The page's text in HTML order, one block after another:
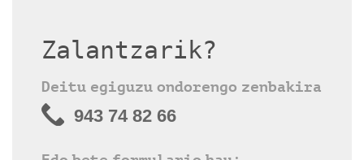
Zalantzarik?
Deitu egiguzu ondorengo zenbakira
943 74 82 66